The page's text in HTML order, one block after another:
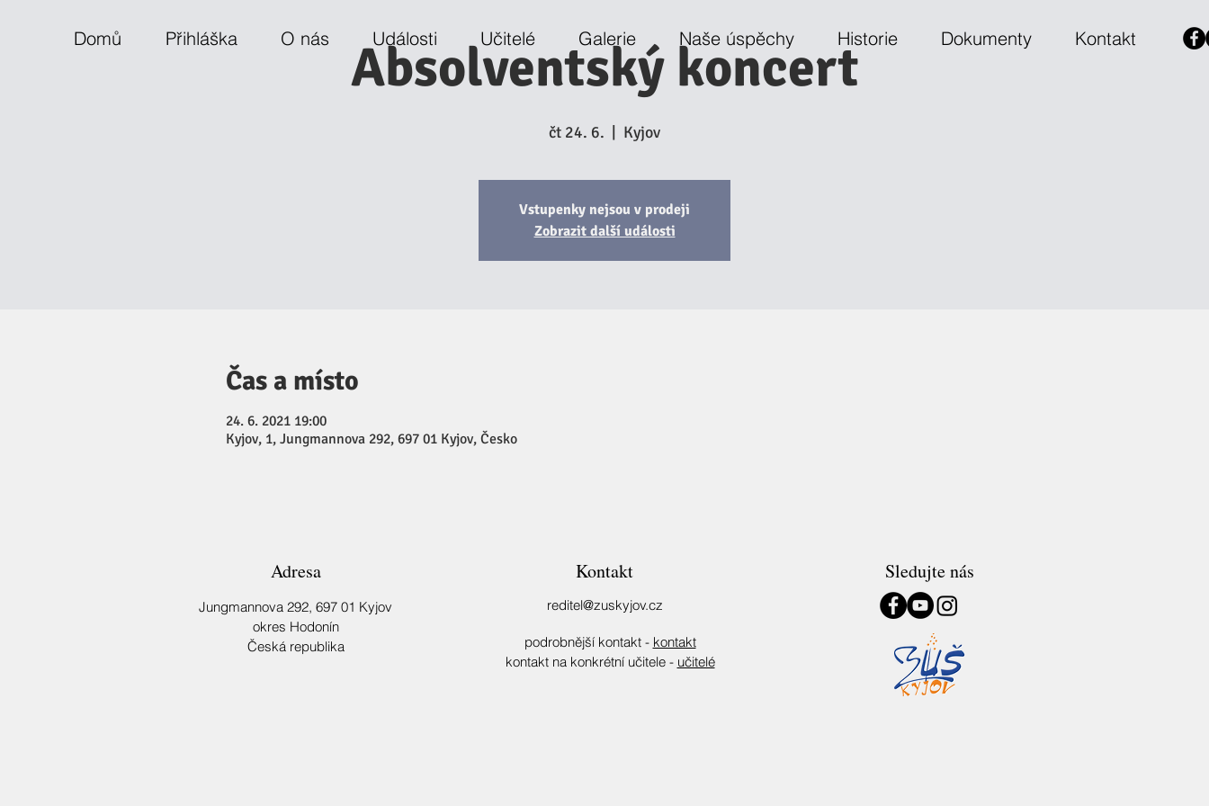
Domů Přihláška O nás Události Učitelé Galerie Naše úspěchy Historie Dokumenty Kontakt
Absolventský koncert
čt 24. 6. Kyjov
Vstupenky nejsou v prodeji
Zobrazit další události
Čas a místo
24. 6. 2021 19:00
Kyjov, 1, Jungmannova 292, 697 01 Kyjov, Česko
Adresa
Jungmannova 292, 697 01 Kyjov
okres Hodonín
Česká republika
Kontakt
reditel@zuskyjov.cz
podrobnější kontakt - kontakt
kontakt na konkrétní učitele - učitelé
Sledujte nás